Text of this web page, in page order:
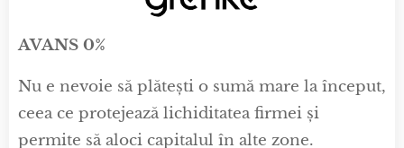
AVANS 0%
Nu e nevoie să plătești o sumă mare la început,
ceea ce protejează lichiditatea firmei și
permite să aloci capitalul în alte zone.